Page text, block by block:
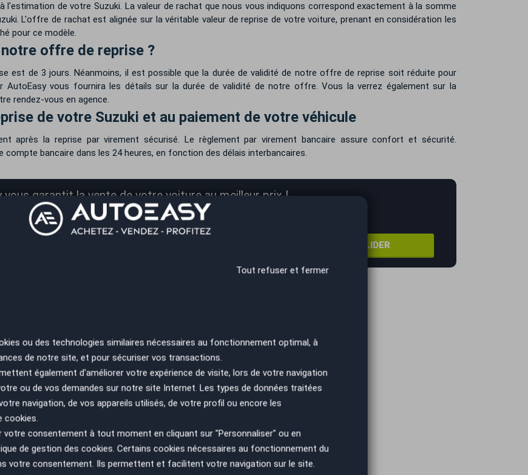
l'estimation de votre Suzuki. La valeur de rachat que nous vous indiquons correspond exactement à la somme
L'offre de rachat est alignée sur la véritable valeur de reprise de votre voiture, prenant en considération les
pour ce modèle.
offre de reprise ?
est de 3 jours. Néanmoins, il est possible que la durée de validité de notre offre de reprise soit réduite pour
AutoEasy vous fournira les détails sur la durée de validité de notre offre. Vous la verrez également sur la
rendez-vous en agence.
de votre Suzuki et au paiement de votre véhicule
après la reprise par virement sécurisé. Le règlement par virement bancaire assure confort et sécurité.
bancaire dans les 24 heures, en fonction des délais interbancaires.
vous garantit la vente de votre voiture au meilleur prix !
Renseignez le kilométrage de votre véhicule
VALIDER
voiture ?
Lors du calcul de cette cote, on prend déjà en considération ces facteurs de base :
lors de l'évaluation de la reprise de votre Suzuki ?
les équipements, les options, et d'autres caractéristiques.
Tout refuser et fermer
ou des technologies similaires nécessaires au fonctionnement optimal, à
de notre site, et pour sécuriser vos transactions.
également d'améliorer votre expérience de visite, lors de votre navigation
ou de vos demandes sur notre site Internet. Les types de données traitées
navigation, de vos appareils utilisés, de votre profil ou encore les
cookies.
votre consentement à tout moment en cliquant sur "Personnaliser" ou en
de gestion des cookies. Certains cookies nécessaires au fonctionnement du
votre consentement. Ils permettent et facilitent votre navigation sur le site.